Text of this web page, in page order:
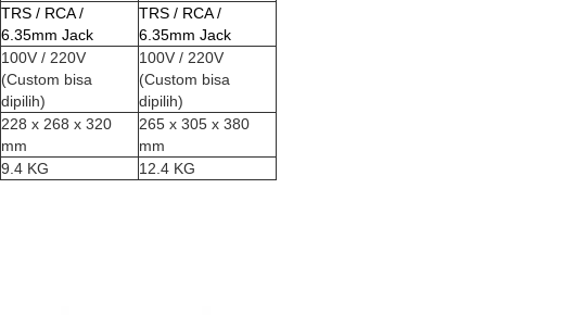
TRS / RCA /
6.35mm Jack
TRS / RCA /
6.35mm Jack
100V / 220V
(Custom bisa
dipilih)
100V / 220V
(Custom bisa
dipilih)
228 x 268 x 320
mm
265 x 305 x 380
mm
9.4 KG 12.4 KG